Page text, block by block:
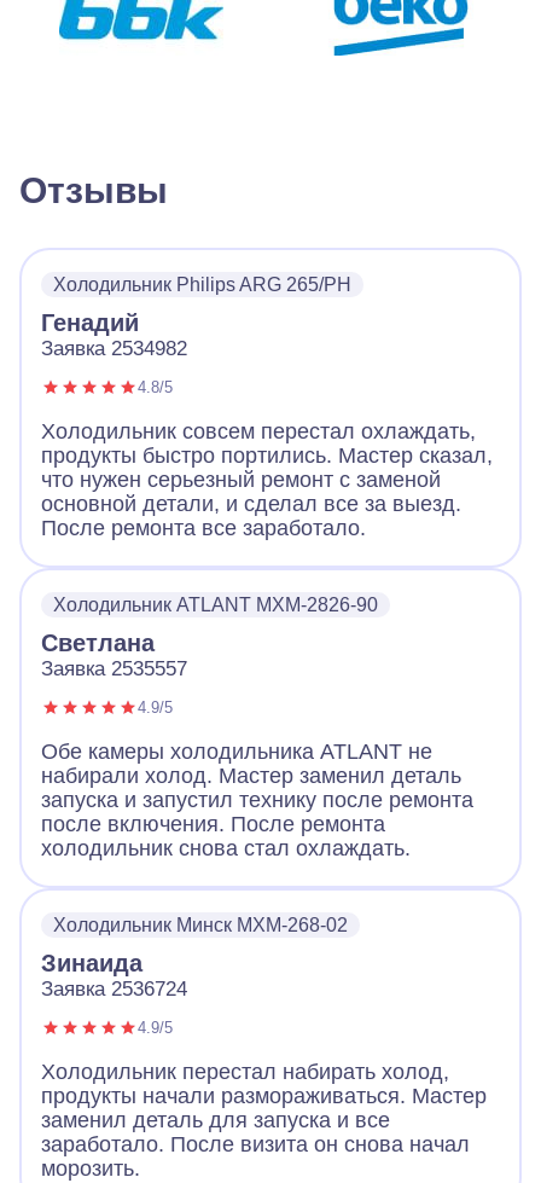
Отзывы
Холодильник Philips ARG 265/PH
Генадий
Заявка 2534982
4.8/5
Холодильник совсем перестал охлаждать,
продукты быстро портились. Мастер сказал,
что нужен серьезный ремонт с заменой
основной детали, и сделал все за выезд.
После ремонта все заработало.
Холодильник ATLANT MXM-2826-90
Светлана
Заявка 2535557
4.9/5
Обе камеры холодильника ATLANT не
набирали холод. Мастер заменил деталь
запуска и запустил технику после ремонта
после включения. После ремонта
холодильник снова стал охлаждать.
Холодильник Минск МХМ-268-02
Зинаида
Заявка 2536724
4.9/5
Холодильник перестал набирать холод,
продукты начали размораживаться. Мастер
заменил деталь для запуска и все
заработало. После визита он снова начал
морозить.